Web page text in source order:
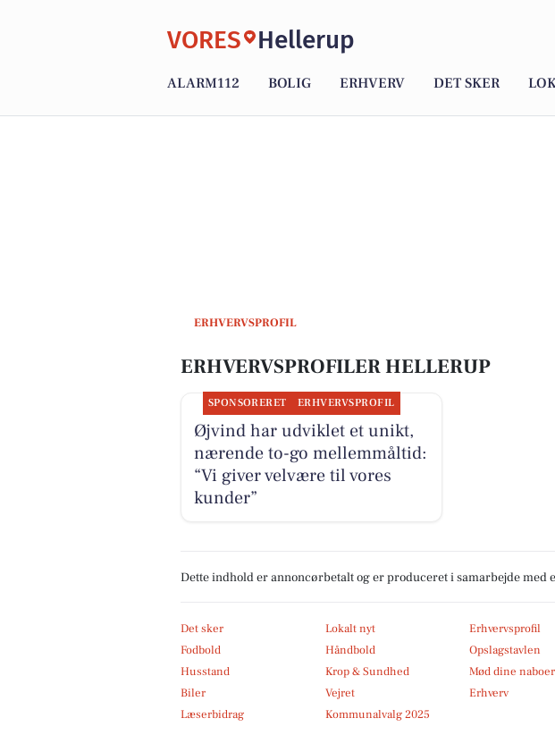
VORES Hellerup
ALARM112 BOLIG ERHVERV DET SKER
ERHVERVSPROFIL
ERHVERVSPROFILER HELLERUP
SPONSORERET ERHVERVSPROFIL
Øjvind har udviklet et unikt,
nærende to-go mellemmåltid:
“Vi giver velvære til vores
kunder”
Dette indhold er annoncørbetalt og er produceret i samarbejde med
Det sker Lokalt nyt Erhvervsprofil
Fodbold
Håndbold Opslagstavlen
Husstand
Krop & Sundhed Mød dine naboer
Biler
Vejret Erhverv
Læserbidrag
Kommunalvalg 2025